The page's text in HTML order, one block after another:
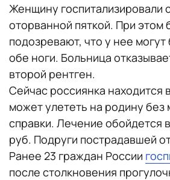
Женщину госпитализировали
оторванной пяткой. При этом
подозревают, что у нее
обе ноги. Больница
второй рентген.
Сейчас россиянка находится
может улететь на родину без
справки. Лечение обойдется
руб. Подруги пострадавшей
Ранее 23 граждан России
после столкновения